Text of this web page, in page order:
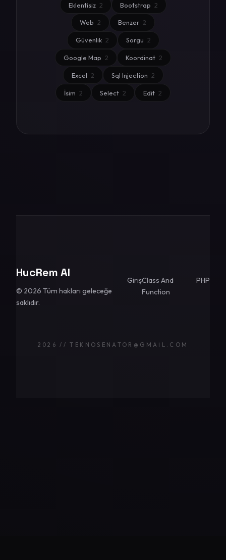
Eklentisiz 2 Bootstrap 2
Web 2 Benzer 2
Güvenlik 2 Sorgu 2
Google Map 2 Koordinat 2
Excel 2 Sql Injection 2
İsim 2 Select 2 Edit 2
HucRem AI
© 2026 Tüm hakları geleceğe
saklıdır.
GirişClass And
Function
PHP
2026 // TEKNOSENATOR@GMAIL.COM